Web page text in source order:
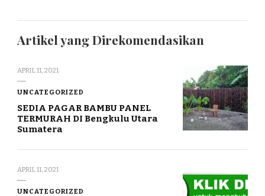
Artikel yang Direkomendasikan
APRIL 11, 2021
UNCATEGORIZED
SEDIA PAGAR BAMBU PANEL
TERMURAH DI Bengkulu Utara
Sumatera
APRIL 11, 2021
UNCATEGORIZED